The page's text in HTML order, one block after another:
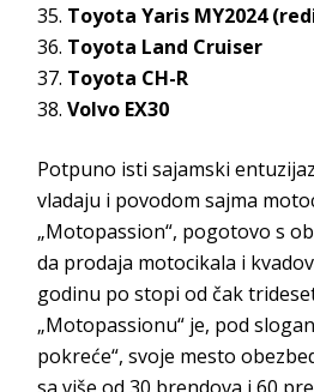
Toyota Yaris MY2024
Toyota Land Cruiser
Toyota CH-R
Volvo EX30
Potpuno isti sajamski
vladaju i povodom sajma
„Motopassion“, pogotovo s
da prodaja motocikala i
godinu po stopi od čak
„Motopassionu“ je, pod
pokreće“, svoje mesto